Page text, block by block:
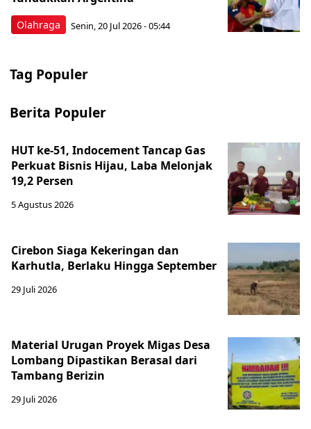
Olahraga Senin, 20 Jul 2026 - 05:44
Tag Populer
Berita Populer
HUT ke-51, Indocement Tancap Gas
Perkuat Bisnis Hijau, Laba Melonjak
19,2 Persen
5 Agustus 2026
Cirebon Siaga Kekeringan dan
Karhutla, Berlaku Hingga September
29 Juli 2026
Material Urugan Proyek Migas Desa
Lombang Dipastikan Berasal dari
Tambang Berizin
29 Juli 2026